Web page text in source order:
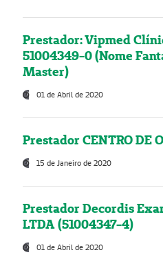
Prestador: Vipmed
51004349-0 (Nome
Master)
01 de Abril de 2020
Prestador CENTRO DE
15 de Janeiro de 2020
Prestador Decordis
LTDA (51004347-4)
01 de Abril de 2020